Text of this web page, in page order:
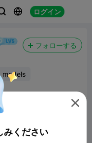
 ログイン
フォローする
models

みください